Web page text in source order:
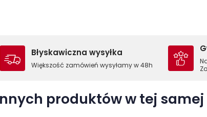
Błyskawiczna wysyłka
Większość zamówień wysyłamy w 48h
produktów w tej